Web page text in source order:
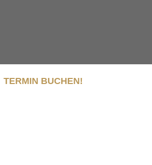
TERMIN BUCHEN!